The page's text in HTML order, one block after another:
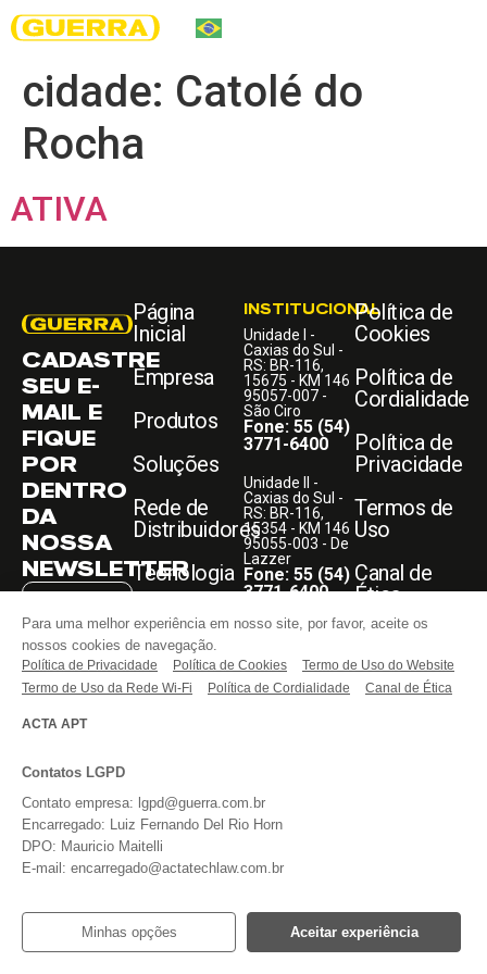
cidade: Catolé do
Rocha
ATIVA
CADASTRE
SEU E-
MAIL E
FIQUE
POR
DENTRO
DA
NOSSA
NEWSLETTER
Li e aceito o
aviso acima,
website da
Implementos.
ASSINAR
Página
Inicial
Empresa
Produtos
Soluções
Rede de
Distribuidores
Tecnologia
Blog
Faça Parte
Entre em
INSTITUCIONAL
Unidade I -
Caxias do Sul -
RS: BR-116,
15675 - KM 146
95057-007 -
São Ciro
Fone: 55 (54)
3771-6400
Unidade II -
Caxias do Sul -
RS: BR-116,
15354 - KM 146
95055-003 - De
Lazzer
Fone: 55 (54)
3771-6400
Unidade -
Rodovia
Anhanguera,
KM 108,05
Política de
Cookies
Política de
Cordialidade
Política de
Privacidade
Termos de
Uso
Canal de
Ética
Guerra
Todos os direitos
Para uma melhor experiência em nosso site, por favor, aceite os
nossos cookies de navegação.
Política de Privacidade Política de Cookies
Termo de Uso do Website
Termo de Uso da Rede Wi-Fi
Política de Cordialidade Canal de Ética
ACTA APT
Contatos LGPD
Contato empresa: lgpd@guerra.com.br
Encarregado: Luiz Fernando Del Rio Horn
DPO: Mauricio Maitelli
E-mail: encarregado@actatechlaw.com.br
Minhas opções Aceitar experiência